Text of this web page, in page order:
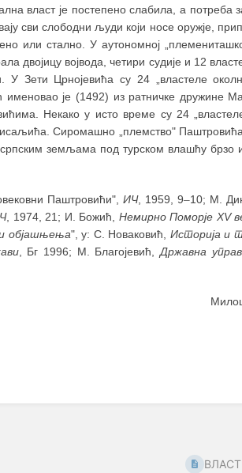
власт је постепено слабила, а потреба
сви слободни људи који носе оружје,
или стално. У аутономној
двојицу војвода, четири судије и 12
Зети Црнојевића су 24 „властеле
је (1492) из ратничке дружине
Некако у исто време су 24
Сиромашно „племство"
земљама под турском влашћу брзо
Паштровићи", ИЧ, 1959, 9–10; М.
, 1974, 21; И. Божић, Немирно Поморје XV
објашњења", у: С. Новаковић, Историја и
, Бг 1996; М. Благојевић, Државна